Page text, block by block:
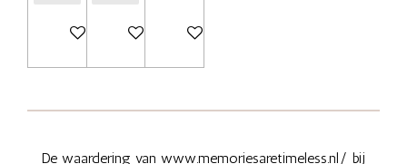
In winkelwagenIn winkelwagenBekijk details
De waardering van www.memoriesaretimeless.nl/ bij